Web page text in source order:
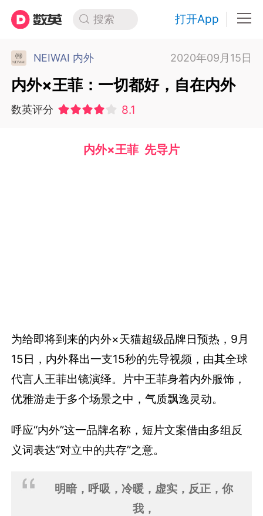
搜索 打开App
NEIWAI 内外 2020年09月15日
内外×王菲：一切都好，自在内外
数英评分 8.1
内外×王菲 先导片
为给即将到来的内外×天猫超级品牌日预热，9月
15日，内外释出一支15秒的先导视频，由其全球
代言人王菲出镜演绎。片中王菲身着内外服饰，
优雅游走于多个场景之中，气质飘逸灵动。
呼应“内外”这一品牌名称，短片文案借由多组反
义词表达“对立中的共存”之意。
明暗，呼吸，冷暖，虚实，反正，你
我，